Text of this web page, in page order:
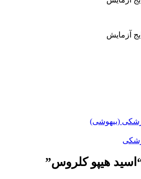
(بیهوشی)
اسید هیپو کلروس”